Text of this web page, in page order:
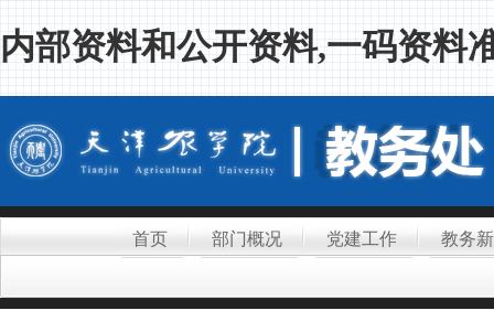
内部资料和公开资料,一码资料
首页 部门概况 党建工作 教务